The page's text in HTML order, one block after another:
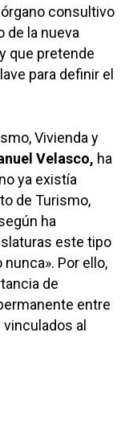
consultivo
de la nueva
que pretende
para definir el
Vivienda y
Velasco, ha
ya existía
de Turismo,
ha
este tipo
Por ello,
de
entre
al